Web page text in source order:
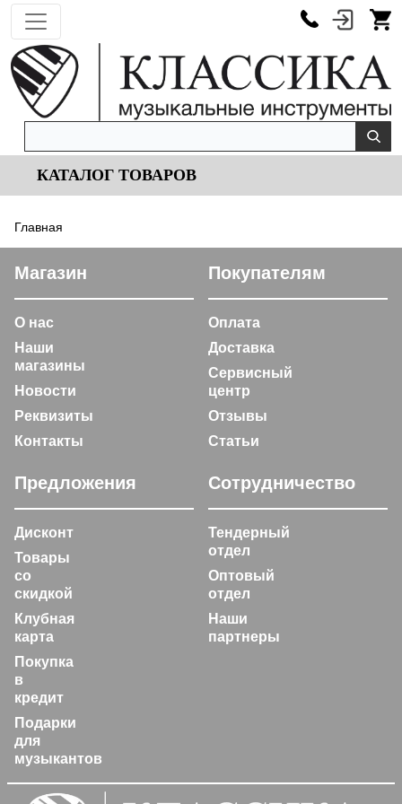
КАТАЛОГ ТОВАРОВ
Главная
Магазин
О нас
Наши
магазины
Новости
Реквизиты
Контакты
Покупателям
Оплата
Доставка
Сервисный
центр
Отзывы
Статьи
Предложения
Дисконт
Товары
со
скидкой
Клубная
карта
Покупка
в
кредит
Подарки
для
музыкантов
Сотрудничество
Тендерный
отдел
Оптовый
отдел
Наши
партнеры